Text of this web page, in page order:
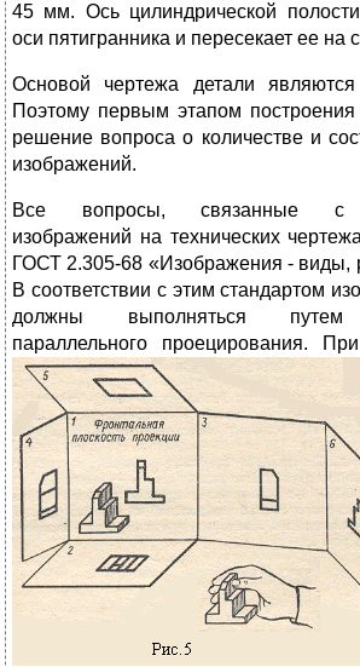
45 мм. Ось цилиндрической
оси пятигранника и пересекает ее на
Основой чертежа детали
Поэтому первым этапом построения
решение вопроса о количестве и
изображений.
Все вопросы, связанные с
изображений на технических
ГОСТ 2.305-68 «Изображения - виды,
В соответствии с этим стандартом
должны выполняться путем
параллельного проецирования.